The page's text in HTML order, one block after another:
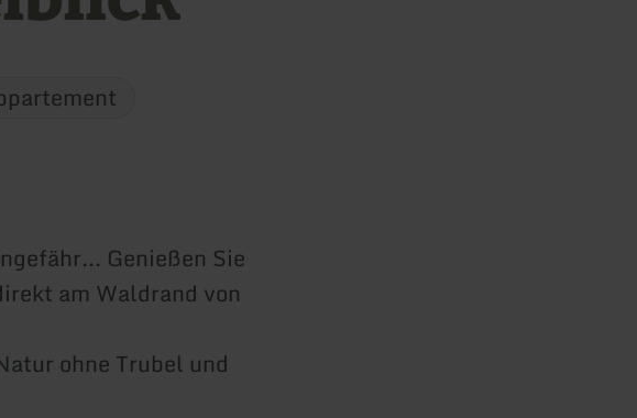
Genießen Sie
am Waldrand von
ohne Trubel und